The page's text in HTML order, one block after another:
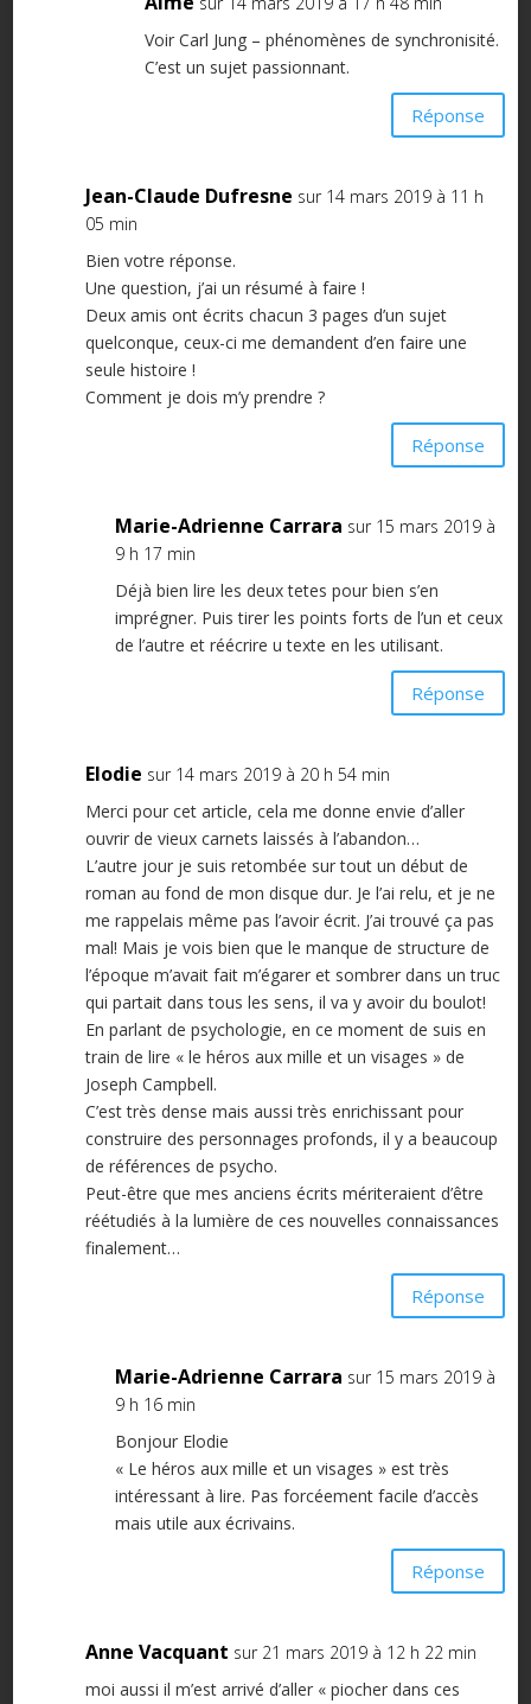
Voir Carl Jung – phénomènes de synchronisité.
C’est un sujet passionnant.
Réponse
Jean-Claude Dufresne sur 14 mars 2019 à 11 h
05 min
Bien votre réponse.
Une question, j’ai un résumé à faire !
Deux amis ont écrits chacun 3 pages d’un sujet
quelconque, ceux-ci me demandent d’en faire une
seule histoire !
Comment je dois m’y prendre ?
Réponse
Marie-Adrienne Carrara sur 15 mars 2019 à
9 h 17 min
Déjà bien lire les deux tetes pour bien s’en
imprégner. Puis tirer les points forts de l’un et ceux
de l’autre et réécrire u texte en les utilisant.
Réponse
Elodie sur 14 mars 2019 à 20 h 54 min
Merci pour cet article, cela me donne envie d’aller
ouvrir de vieux carnets laissés à l’abandon…
L’autre jour je suis retombée sur tout un début de
roman au fond de mon disque dur. Je l’ai relu, et je ne
me rappelais même pas l’avoir écrit. J’ai trouvé ça pas
mal! Mais je vois bien que le manque de structure de
l’époque m’avait fait m’égarer et sombrer dans un truc
qui partait dans tous les sens, il va y avoir du boulot!
En parlant de psychologie, en ce moment de suis en
train de lire « le héros aux mille et un visages » de
Joseph Campbell.
C’est très dense mais aussi très enrichissant pour
construire des personnages profonds, il y a beaucoup
de références de psycho.
Peut-être que mes anciens écrits mériteraient d’être
réétudiés à la lumière de ces nouvelles connaissances
finalement…
Réponse
Marie-Adrienne Carrara sur 15 mars 2019 à
9 h 16 min
Bonjour Elodie
« Le héros aux mille et un visages » est très
intéressant à lire. Pas forcéement facile d’accès
mais utile aux écrivains.
Réponse
Anne Vacquant sur 21 mars 2019 à 12 h 22 min
moi aussi il m’est arrivé d’aller « piocher dans ces